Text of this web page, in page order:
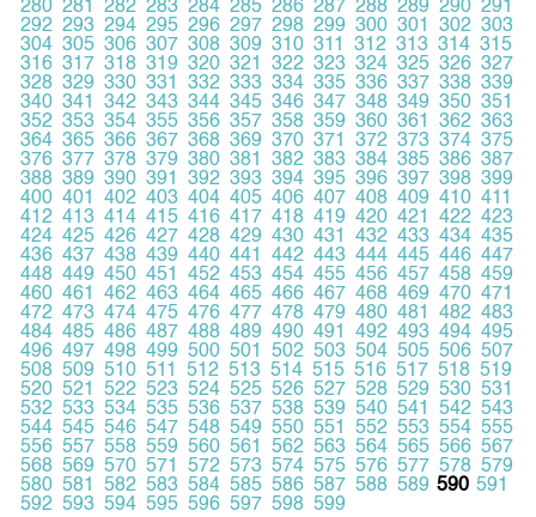
280 281 282 283 284 285 286 287 288 289 290 291
292 293 294 295 296 297 298 299 300 301 302 303
304 305 306 307 308 309 310 311 312 313 314 315
316 317 318 319 320 321 322 323 324 325 326 327
328 329 330 331 332 333 334 335 336 337 338 339
340 341 342 343 344 345 346 347 348 349 350 351
352 353 354 355 356 357 358 359 360 361 362 363
364 365 366 367 368 369 370 371 372 373 374 375
376 377 378 379 380 381 382 383 384 385 386 387
388 389 390 391 392 393 394 395 396 397 398 399
400 401 402 403 404 405 406 407 408 409 410 411
412 413 414 415 416 417 418 419 420 421 422 423
424 425 426 427 428 429 430 431 432 433 434 435
436 437 438 439 440 441 442 443 444 445 446 447
448 449 450 451 452 453 454 455 456 457 458 459
460 461 462 463 464 465 466 467 468 469 470 471
472 473 474 475 476 477 478 479 480 481 482 483
484 485 486 487 488 489 490 491 492 493 494 495
496 497 498 499 500 501 502 503 504 505 506 507
508 509 510 511 512 513 514 515 516 517 518 519
520 521 522 523 524 525 526 527 528 529 530 531
532 533 534 535 536 537 538 539 540 541 542 543
544 545 546 547 548 549 550 551 552 553 554 555
556 557 558 559 560 561 562 563 564 565 566 567
568 569 570 571 572 573 574 575 576 577 578 579
580 581 582 583 584 585 586 587 588 589 590 591
592 593 594 595 596 597 598 599